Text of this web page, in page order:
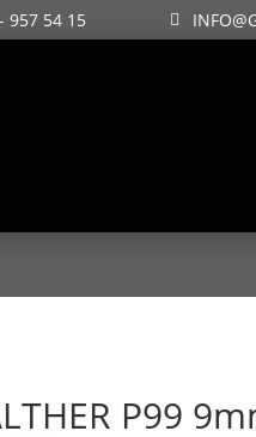
957 54 15
P99